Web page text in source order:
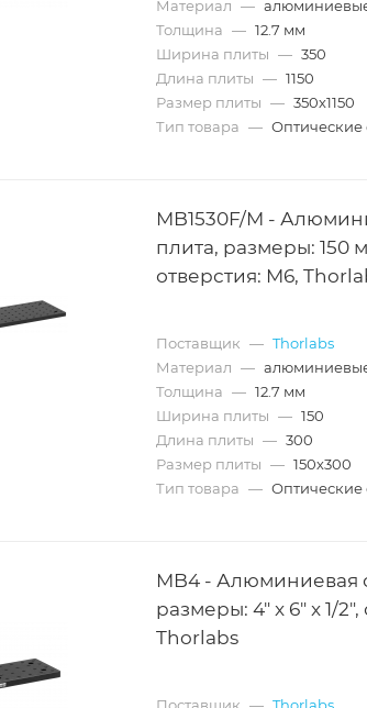
Материал —
Толщина — 12.7 мм
Ширина плиты — 350
Длина плиты — 1150
Размер плиты — 350х1150
Тип товара — Оптические
MB1530F/M -
плита, размеры: 150
отверстия: M6,
Поставщик — Thorlabs
Материал —
Толщина — 12.7 мм
Ширина плиты — 150
Длина плиты — 300
Размер плиты — 150х300
Тип товара — Оптические
MB4 - Алюминиевая
размеры: 4" x 6" x 1/2",
Thorlabs